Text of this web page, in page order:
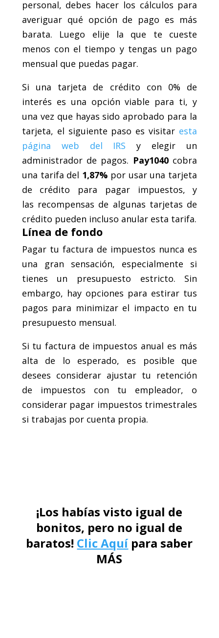
personal, debes hacer los cálculos para
averiguar qué opción de pago es más
barata. Luego elije la que te cueste
menos con el tiempo y tengas un pago
mensual que puedas pagar.
Si una tarjeta de crédito con 0% de
interés es una opción viable para ti, y
una vez que hayas sido aprobado para la
tarjeta, el siguiente paso es visitar esta
página web del IRS y elegir un
administrador de pagos. Pay1040cobra
una tarifa del 1,87% por usar una tarjeta
de crédito para pagar impuestos, y
las recompensas de algunas tarjetas de
crédito pueden incluso anular esta tarifa.
Línea de fondo
Pagar tu factura de impuestos nunca es
una gran sensación, especialmente si
tienes un presupuesto estricto. Sin
embargo, hay opciones para estirar tus
pagos para minimizar el impacto en tu
presupuesto mensual.
Si tu factura de impuestos anual es más
alta de lo esperado, es posible que
desees considerar ajustar tu retención
de impuestos con tu empleador, o
considerar pagar impuestos trimestrales
si trabajas por cuenta propia.
¡Los habías visto igual de
bonitos, pero no igual de
baratos! Clic Aquípara saber
MÁS